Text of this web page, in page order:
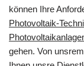
können Ihre
Photovoltaik-
gehen. Von